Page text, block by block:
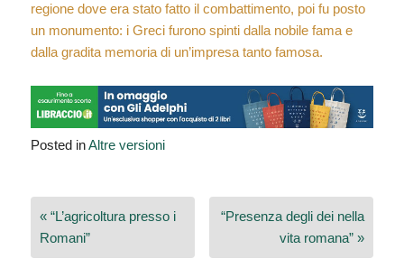
regione dove era stato fatto il combattimento, poi fu posto
un monumento: i Greci furono spinti dalla nobile fama e
dalla gradita memoria di un’impresa tanto famosa.
Posted inAltre versioni
Navigazione
articoli
« “L’agricoltura presso i
Romani”
“Presenza degli dei nella
vita romana” »